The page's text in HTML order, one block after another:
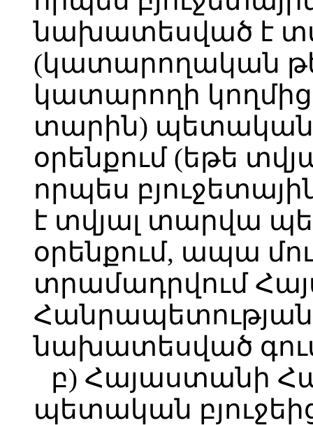
նախատեսված է
(կատարողական
կատարողի կողմից
տարին) պետական
օրենքում (եթե
որպես
է տվյալ տարվա
օրենքում, ապա
տրամադրվում
նախատեսված
բ) Հայաստանի
պետական